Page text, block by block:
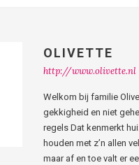
OLIVETTE
http://www.olivette.nl
Welkom bij familie
gekkigheid en niet
regels Dat kenmerkt
houden met z’n allen
maar af en toe valt er